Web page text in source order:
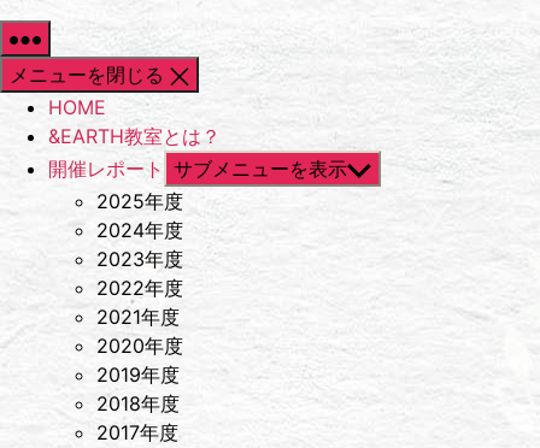
メニューを閉じる
HOME
&EARTH教室とは？
開催レポート サブメニューを表示
2025年度
2024年度
2023年度
2022年度
2021年度
2020年度
2019年度
2018年度
2017年度